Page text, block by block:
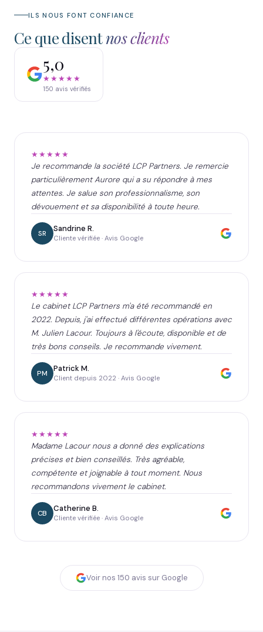
ILS NOUS FONT CONFIANCE
Ce que disentnos clients
5,0
★★★★★
150 avis vérifiés
★★★★★
Je recommande la société LCP Partners. Je remercie
particulièrement Aurore qui a su répondre à mes
attentes. Je salue son professionnalisme, son
dévouement et sa disponibilité à toute heure.
SR Sandrine R.
Cliente vérifiée · Avis Google
★★★★★
Le cabinet LCP Partners m'a été recommandé en
2022. Depuis, j'ai effectué différentes opérations avec
M. Julien Lacour. Toujours à l'écoute, disponible et de
très bons conseils. Je recommande vivement.
PM Patrick M.
Client depuis 2022 · Avis Google
★★★★★
Madame Lacour nous a donné des explications
précises et bien conseillés. Très agréable,
compétente et joignable à tout moment. Nous
recommandons vivement le cabinet.
CB Catherine B.
Cliente vérifiée · Avis Google
Voir nos 150 avis sur Google